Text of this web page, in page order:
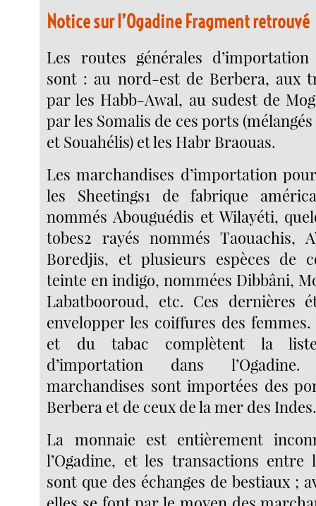
Notice sur l’Ogadine Fragment retrouvé
Les routes générales d’importation
sont : au nord-est de Berbera, aux
par les Habb-Awal, au sudest de
par les Somalis de ces ports (mélangés
et Souahélis) et les Habr Braouas.
Les marchandises d’importation
les Sheetings1 de fabrique
nommés Abouguédis et Wilayéti,
tobes2 rayés nommés Taouachis,
Boredjis, et plusieurs espèces de
teinte en indigo, nommées Dibbâni,
Labatbooroud, etc. Ces dernières
envelopper les coiffures des
et du tabac complètent la
d’importation dans
marchandises sont importées des
Berbera et de ceux de la mer des
La monnaie est entièrement
l’Ogadine, et les transactions entre
sont que des échanges de bestiaux ;